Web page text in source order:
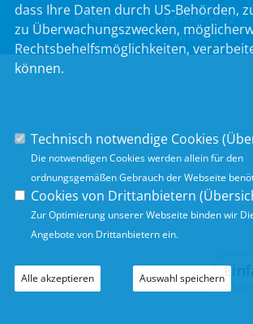
IMPRESSUM DATENSCHUTZ
INTRANET
dass Ihre Daten durch US-Behörden,
zu Überwachungszwecken,
Rechtsbehelfsmöglichkeiten,
können.
Technisch notwendige Cookies (
Die notwendigen Cookies werden allein für den
ordnungsgemäßen Gebrauch der Webseite
Cookies von Drittanbietern (
Zur Optimierung unserer Webseite binden wir
Angebote von Drittanbietern ein.
Alle akzeptieren Auswahl speichern